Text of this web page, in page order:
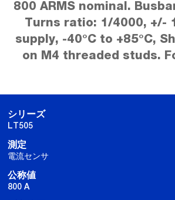
800 ARMS nominal.
Turns ratio: 1/4000, +/-
supply, -40°C to +85°C,
on M4 threaded studs.
シリーズ
LT505
測定
電流センサ
公称値
800 A